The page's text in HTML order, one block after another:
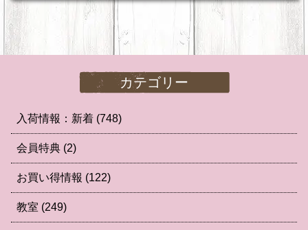
カテゴリー
入荷情報：新着 (748)
会員特典 (2)
お買い得情報 (122)
教室 (249)